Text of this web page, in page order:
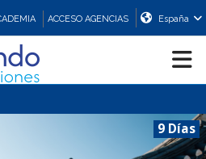
ACCESO AGENCIAS España
9 Días